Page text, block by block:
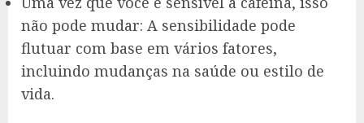
não pode mudar: A sensibilidade pode
flutuar com base em vários fatores,
incluindo mudanças na saúde ou estilo de
vida.